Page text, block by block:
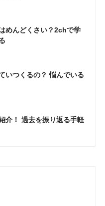
めんどくさい？2chで学
いつくるの？ 悩んでいる
介！ 過去を振り返る手軽